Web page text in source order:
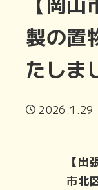
製の
たしま
投稿日
2026.1.29
【出
市北